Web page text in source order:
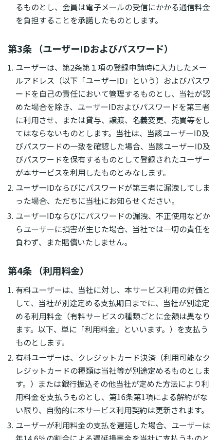
るものとし、会員は電子メールの受信にかかる通信料金
を負担することを承諾したものとします。
第3条 （ユーザーIDおよびパスワード）
ユーザーは、第2条第１項の登録申請時に入力したメー
ルアドレス（以下「ユーザーID」という）およびパスワ
ードを自己の責任において管理するものとし、当社が認
めた場合を除き、ユーザーIDおよびパスワードを第三者
に利用させ、または貸与、譲渡、名義変更、売買等をし
てはならないものとします。当社は、当該ユーザーID及
びパスワードの一致を確認した場合、当該ユーザーID及
びパスワードを保有するものとして登録されたユーザー
が本サービスを利用したものとみなします。
ユーザーIDならびにパスワードが第三者に漏洩してしま
った場合、ただちに当社にお知らせください。
ユーザーIDならびにパスワードの漏洩、不正使用などか
らユーザーに損害が生じた場合、当社では一切の責任を
負わず、また賠償いたしません。
第4条 （利用料金）
有料ユーザーは、当社に対し、本サービス利用の対価と
して、当社が別途定める支払期日までに、当社が別途定
める利用料金（有料サービスの種類ごとに金額は異なり
ます。以下、単に「利用料金」といいます。）を支払う
ものとします。
有料ユーザーは、クレジットカード決済（利用可能なク
レジットカードの種類は当社等が別途定めるものとしま
す。）または銀行振込その他当社が定めた方法により利
用料金を支払うものとし、第16条第1項による解約がな
い限り、自動的に本サービス利用契約は更新されます。
ユーザーが利用料金の支払を遅延した場合、ユーザーは